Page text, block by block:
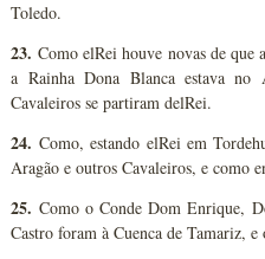
Toledo.
23. Como elRei houve novas de que
a Rainha Dona Blanca estava no
Cavaleiros se partiram delRei.
24. Como, estando elRei em
Aragão e outros Cavaleiros, e como
25. Como o Conde Dom Enrique,
Castro foram à Cuenca de Tamariz, e